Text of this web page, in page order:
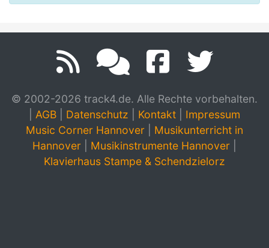
© 2002-2026 track4.de. Alle Rechte vorbehalten.
AGB Datenschutz Kontakt
Impressum
Music Corner Hannover
Musikunterricht in
Hannover
Musikinstrumente Hannover
Klavierhaus Stampe & Schendzielorz